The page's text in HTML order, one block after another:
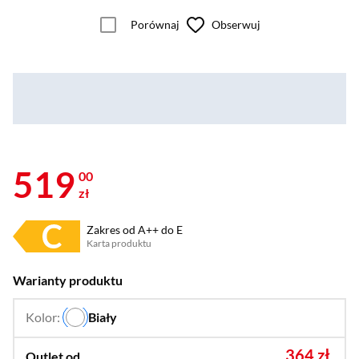
Porównaj Obserwuj
519 00
zł
Zakres od A++ do E
Karta produktu
Plik w formacie pdf
(otworzy się w nowym oknie)
Warianty produktu
Kolor: Biały
Outlet od 364 zł